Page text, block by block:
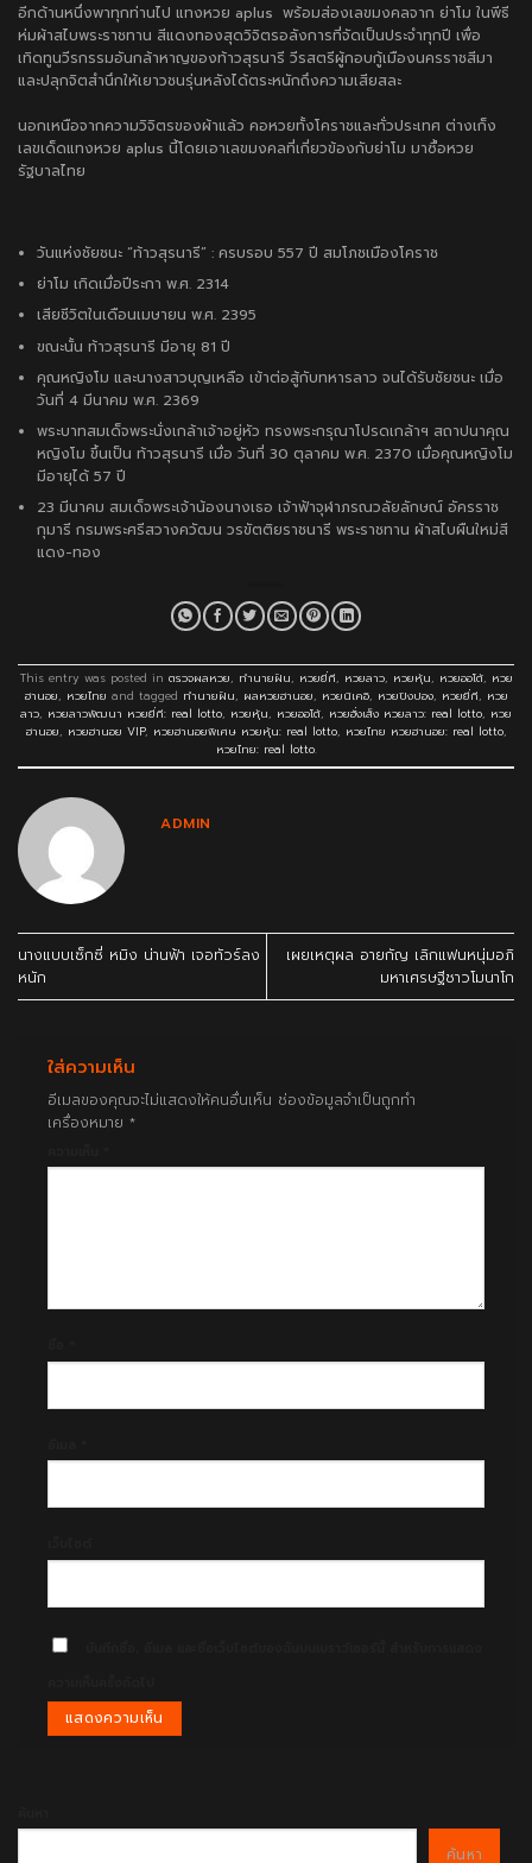
อีกด้านหนึ่งพาทุกท่านไป แทงหวย aplus พร้อมส่องเลขมงคลจาก ย่าโม ในพีธี
ห่มผ้าสไบพระราชทาน สีแดงทองสุดวิจิตรอลังการที่จัดเป็นประจำทุกปี เพื่อ
เทิดทูนวีรกรรมอันกล้าหาญของท้าวสุรนารี วีรสตรีผู้กอบกู้เมืองนครราชสีมา
และปลุกจิตสำนึกให้เยาวชนรุ่นหลังได้ตระหนักถึงความเสียสละ
นอกเหนือจากความวิจิตรของผ้าแล้ว คอหวยทั้งโคราชและทั่วประเทศ ต่างเก็ง
เลขเด็ดแทงหวย aplus นี้โดยเอาเลขมงคลที่เกี่ยวข้องกับย่าโม มาซื้อหวย
รัฐบาลไทย
วันแห่งชัยชนะ “ท้าวสุรนารี” : ครบรอบ 557 ปี สมโภชเมืองโคราช
ย่าโม เกิดเมื่อปีระกา พ.ศ. 2314
เสียชีวิตในเดือนเมษายน พ.ศ. 2395
ขณะนั้น ท้าวสุรนารี มีอายุ 81 ปี
คุณหญิงโม และนางสาวบุญเหลือ เข้าต่อสู้กับทหารลาว จนได้รับชัยชนะ เมื่อ
วันที่ 4 มีนาคม พ.ศ. 2369
พระบาทสมเด็จพระนั่งเกล้าเจ้าอยู่หัว ทรงพระกรุณาโปรดเกล้าฯ สถาปนาคุณ
หญิงโม ขึ้นเป็น ท้าวสุรนารี เมื่อ วันที่ 30 ตุลาคม พ.ศ. 2370 เมื่อคุณหญิงโม
มีอายุได้ 57 ปี
23 มีนาคม สมเด็จพระเจ้าน้องนางเธอ เจ้าฟ้าจุฬาภรณวลัยลักษณ์ อัครราช
กุมารี กรมพระศรีสวางควัฒน วรขัตติยราชนารี พระราชทาน ผ้าสไบผืนใหม่สี
แดง-ทอง
This entry was posted in ตรวจผลหวย, ทำนายฝัน, หวยยี่กี, หวยลาว, หวยหุ้น, หวยออโต้, หวย
ฮานอย, หวยไทย and tagged ทำนายฝัน, ผลหวยฮานอย, หวยนิเคอิ, หวยปิงปอง, หวยยี่กี, หวย
ลาว, หวยลาวพัฒนา หวยยี่กี: real lotto, หวยหุ้น, หวยออโต้, หวยฮั่งเส็ง หวยลาว: real lotto, หวย
ฮานอย, หวยฮานอย VIP, หวยฮานอยพิเศษ หวยหุ้น: real lotto, หวยไทย หวยฮานอย: real lotto,
หวยไทย: real lotto.
ADMIN
นางแบบเซ็กซี่ หมิง น่านฟ้า เจอทัวร์ลง
หนัก
เผยเหตุผล อายกัญ เลิกแฟนหนุ่มอภิ
มหาเศรษฐีชาวโมนาโก
ใส่ความเห็น
อีเมลของคุณจะไม่แสดงให้คนอื่นเห็น ช่องข้อมูลจำเป็นถูกทำ
เครื่องหมาย *
ค้นหา